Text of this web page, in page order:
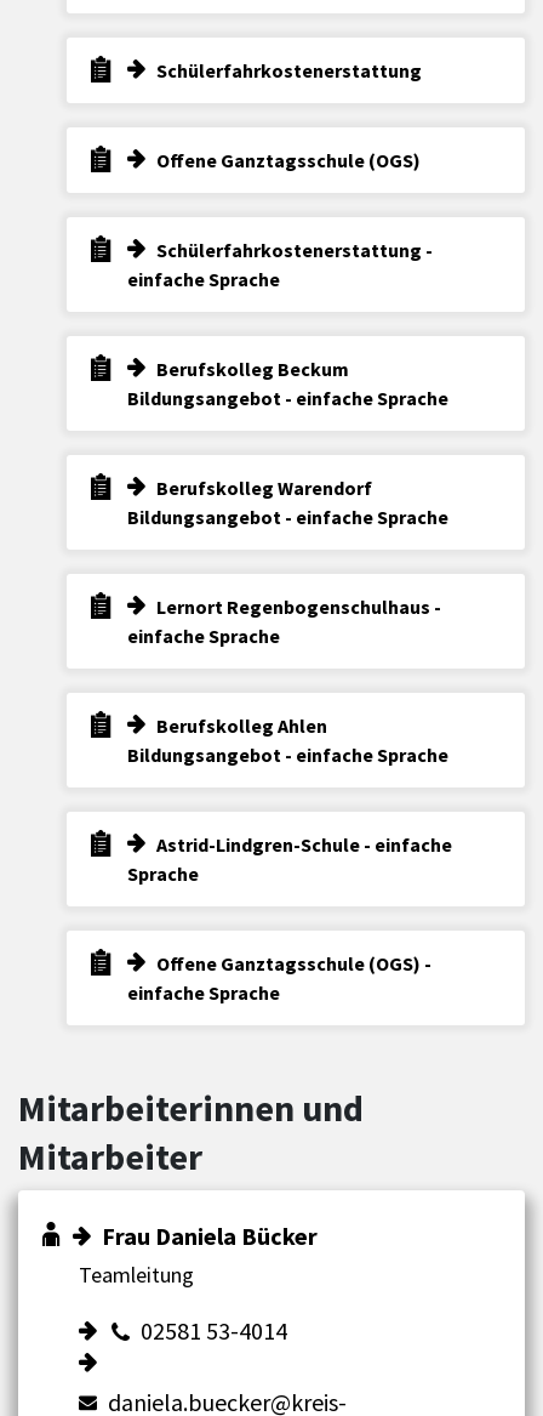
Schülerfahrkostenerstattung
Offene Ganztagsschule (OGS)
Schülerfahrkostenerstattung -
einfache Sprache
Berufskolleg Beckum
Bildungsangebot - einfache Sprache
Berufskolleg Warendorf
Bildungsangebot - einfache Sprache
Lernort Regenbogenschulhaus -
einfache Sprache
Berufskolleg Ahlen
Bildungsangebot - einfache Sprache
Astrid-Lindgren-Schule - einfache
Sprache
Offene Ganztagsschule (OGS) -
einfache Sprache
Mitarbeiterinnen und
Mitarbeiter
Frau Daniela Bücker
Teamleitung
02581 53-4014
daniela.buecker@kreis-